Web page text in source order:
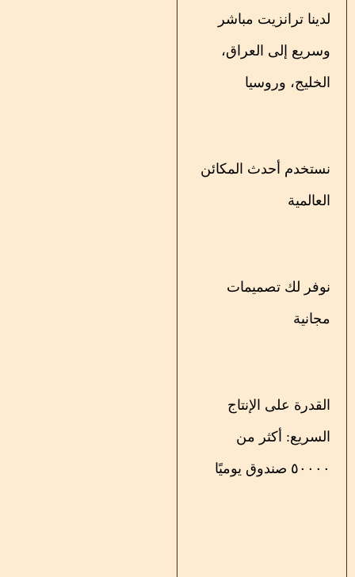
لدينا ترانزيت مباشر
وسريع إلى العراق،
الخليج، وروسيا
نستخدم أحدث المكائن
العالمية
نوفر لك تصميمات
مجانية
القدرة على الإنتاج
السريع: أكثر من
٥٠٠٠٠ صندوق يوميًا